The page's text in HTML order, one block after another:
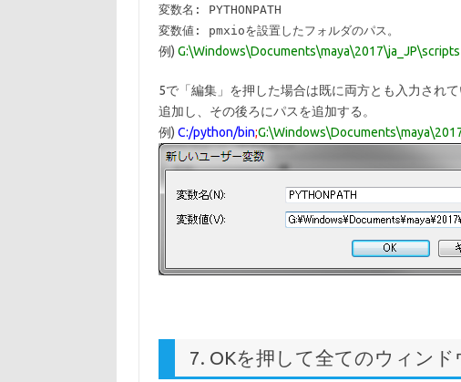
変数名: PYTHONPATH
変数値: pmxioを設置したフォルダのパス。
例) G:\Windows\Documents\maya\2017\ja_JP\scripts
5で「編集」を押した場合は既に両方とも入力され
追加し、その後ろにパスを追加する。
例) C:/python/bin;
7. OKを押して全てのウィンド